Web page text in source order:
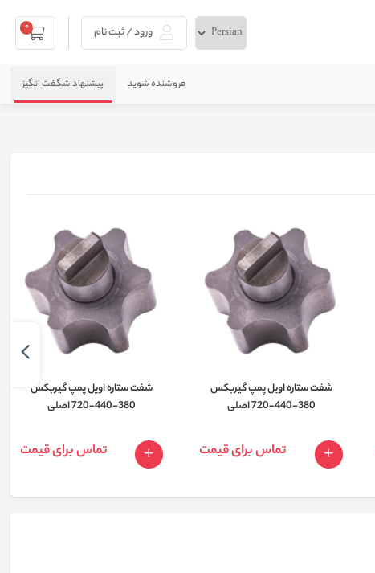
ورود / ثبت نام 0
فروشنده شوید پیشنهاد شگفت انگیز
شفت ستاره اویل پمپ گیربکس
380-440-720 اصلی
تماس برای قیمت
شفت ستاره اویل پمپ گیربکس
380-440-720 اصلی
تماس برای قیمت